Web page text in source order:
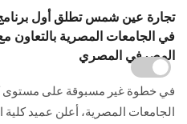
تجارة عين شمس تطلق أول برنامج
في الجامعات المصرية بالتعاون
المصرفي المصري
في خطوة غير مسبوقة على مستوى
الجامعات المصرية، أعلن عميد كلية